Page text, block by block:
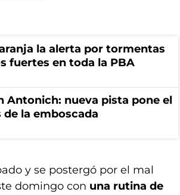
la alerta por tormentas
fuertes en toda la PBA
Antonich: nueva pista pone el
la emboscada
y se postergó por el mal
domingo con una rutina de